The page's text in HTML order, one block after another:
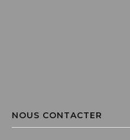
NOUS CONTACTER